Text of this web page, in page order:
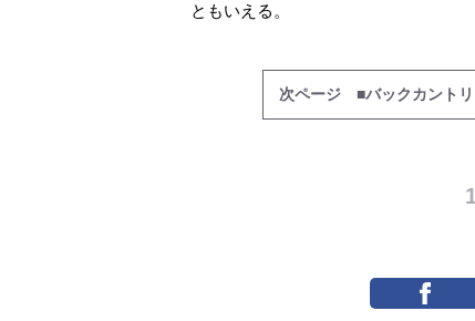
ともいえる。
次ページ ■バックカントリ